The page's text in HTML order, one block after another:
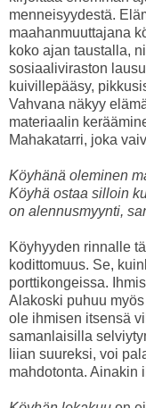
menneisyydestä.
maahanmuuttajana
koko ajan taustalla,
sosiaaliviraston
kuivillepääsy,
Vahvana näkyy
materiaalin
Mahakatarri, joka
Köyhänä oleminen
Köyhä ostaa silloin
on alennusmyynti,
Köyhyyden rinnalle
kodittomuus. Se,
porttikongeissa.
Alakoski puhuu
ole ihmisen itsensä
samanlaisilla
liian suureksi, voi
mahdotonta. Ainakin